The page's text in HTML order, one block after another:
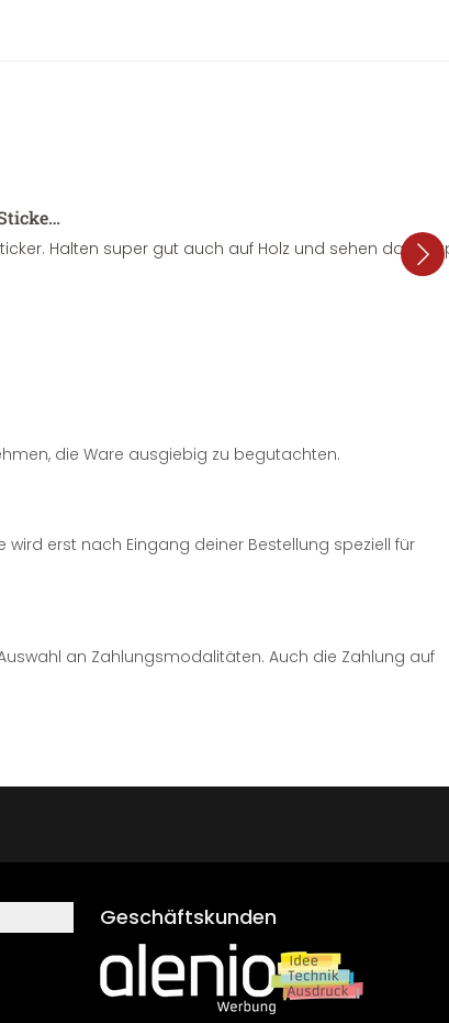
Halten super gut auch auf Holz und sehen dazu
die Ware ausgiebig zu begutachten.
wird erst nach Eingang deiner Bestellung speziell für
an Zahlungsmodalitäten. Auch die Zahlung auf
Geschäftskunden